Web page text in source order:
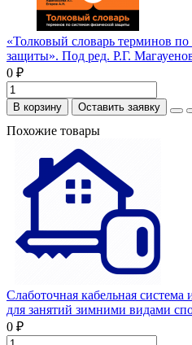
«Толковый словарь терминов
защиты». Под ред. Р.Г.
0 ₽
В корзину Оставить заявку
Похожие товары
Слаботочная кабельная система
для занятий зимними видами
0 ₽